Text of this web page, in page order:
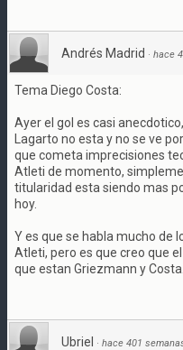
Andrés Madrid · hace
Tema Diego Costa:
Ayer el gol es casi
Lagarto no esta y no se ve
que cometa imprecisiones
Atleti de momento,
titularidad esta siendo mas
hoy.
Y es que se habla mucho de
Atleti, pero es que creo que
que estan Griezmann y Costa.
Ubriel · hace 401